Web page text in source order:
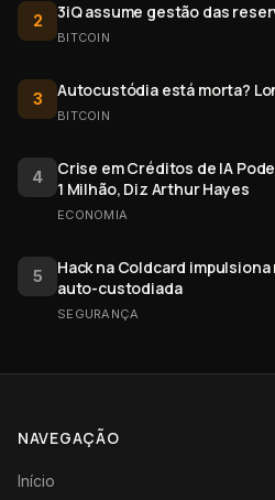
2 3iQ assume gestão das
BITCOIN
3 Autocustódia está morta?
BITCOIN
4
Crise em Créditos de IA
1 Milhão, Diz Arthur Hayes
ECONOMIA
5
Hack na Coldcard
auto-custodiada
SEGURANÇA
NAVEGAÇÃO
Início